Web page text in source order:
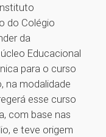
do Colégio
da
Educacional
para o curso
na modalidade
esse curso
com base nas
e teve origem